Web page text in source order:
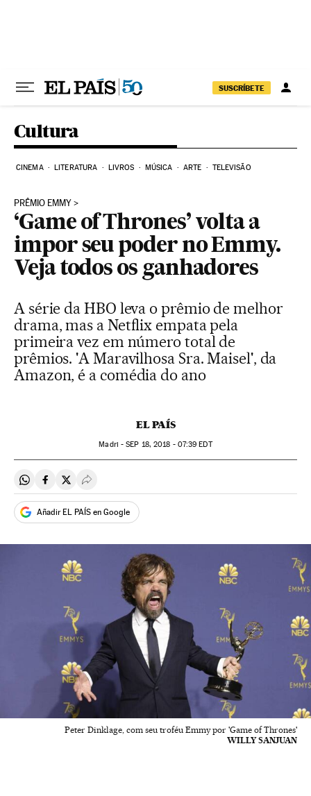
SUSCRÍBETE
Cultura
CINEMA LITERATURA LIVROS MÚSICA ARTE TELEVISÃO
PRÊMIO EMMY
‘Game of Thrones’ volta a
impor seu poder no Emmy.
Veja todos os ganhadores
A série da HBO leva o prêmio de melhor
drama, mas a Netflix empata pela
primeira vez em número total de
prêmios. 'A Maravilhosa Sra. Maisel', da
Amazon, é a comédia do ano
EL PAÍS
Madri -SEP 18, 2018 - 07:39 EDT
Compartir en Whatsapp
Compartir en Facebook
Compartir en Twitter
Desplegar Redes Sociales
Añadir EL PAÍS en Google
Peter Dinklage, com seu troféu Emmy por 'Game of Thrones'
WILLY SANJUAN